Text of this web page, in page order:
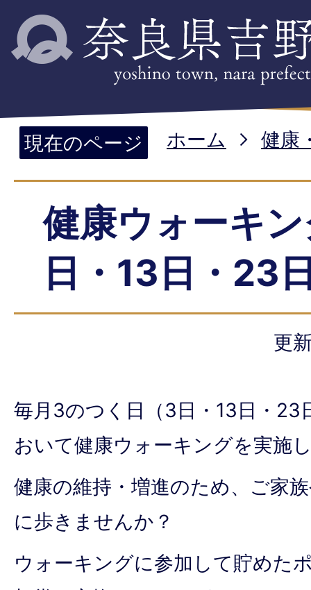
現在のページ ホーム 健康
健康ウォーキ
日・13日・23
更
毎月3のつく日（3日・13日・23
おいて健康ウォーキングを実施
健康の維持・増進のため、ご家
に歩きませんか？
ウォーキングに参加して貯めた